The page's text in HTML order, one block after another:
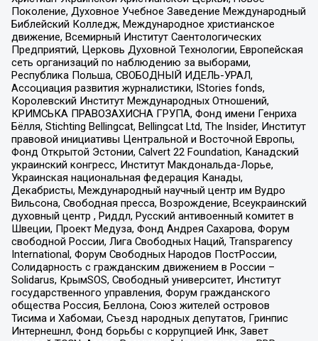
Поколение, Духовное Учебное Заведение Международный
Библейский Колледж, Международное христианское
движение, Всемирный Институт Саентологических
Предприятий, Церковь Духовной Технологии, Европейская
сеть организаций по наблюдению за выборами,
Республика Польша, СВОБОДНЫЙ ИДЕЛЬ-УРАЛ,
Ассоциация развития журналистики, IStories fonds,
Королевский Институт Международных Отношений,
КРИМСЬКА ПРАВОЗАХИСНА ГРУПА, Фонд имени Генриха
Бёлля, Stichting Bellingcat, Bellingcat Ltd, The Insider, Институт
правовой инициативы Центральной и Восточной Европы,
Фонд Открытой Эстонии, Calvert 22 Foundation, Канадский
украинский конгресс, Институт Макдональда-Лорье,
Украинская национальная федерация Канады,
Декабристы, Международный научный центр им Вудро
Вильсона, Свободная пресса, Возрождение, Всеукраинский
духовный центр , Риддл, Русский антивоенный комитет в
Швеции, Проект Медуза, Фонд Андрея Сахарова, Форум
свободной России, Лига Свободных Наций, Transparеncy
International, Форум Свободных Народов ПостРоссии,
Солидарность с гражданским движением в России –
Solidarus, КрымSOS, Свободный университет, Институт
государственного управления, Форум гражданского
общества Россия, Беллона, Союз жителей островов
Тисима и Хабомаи, Съезд народных депутатов, Гринпис
Интернешнл, Фонд борьбы с коррупцией Инк, Завет